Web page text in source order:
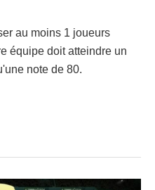
au moins 1 joueurs
équipe doit atteindre un
note de 80.